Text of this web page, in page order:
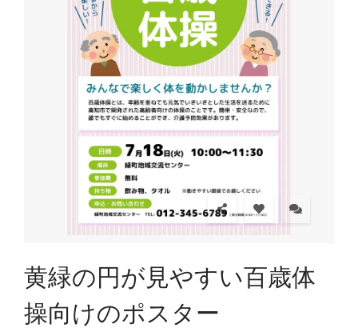
黄緑の円が見やすい百歳体
操向けのポスター